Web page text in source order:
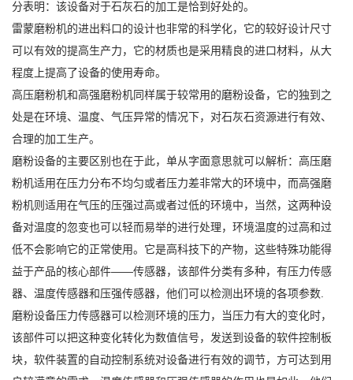
分表明：该设备对于石灰石的加工是恰到好处的。
雷蒙磨粉机的进出料口的设计也非常的科学化，它的较好设计尺寸
可以有效的提高生产力，它的材质也是采用精良的进口材料，从大
程度上提高了设备的使用寿命。
高压磨粉机和高强磨粉机同样属于较常用的磨粉设备，它的独到之
处是在环境、温度、气压异常的情况下，对石灰石资源进行有效、
合理的加工生产。
磨粉设备的主要区别也在于此，单从字面意思就可以解析：高压磨
粉机适用在压力分布不均匀或者压力差非常大的环境中，而高强磨
粉机则适用在气压的压强过高或者过低的环境中，当然，这两种设
备对温度的忽变也可以轻而易举的进行处理，环境温度的过高和过
低不会影响它的正常使用。它是高科技下的产物，这些特殊功能得
益于产品的核心部件——传感器，该部件分类有多种，有压力传感
器、温度传感器和压强传感器，他们可以检测出环境的各项参数.
磨粉设备压力传感器可以检测环境的压力，当压力有大的变化时，
该部件可以把这种变化转化为数值信号，发送到设备的软件控制板
块，软件装置的自动控制系统对设备进行有效的调节，方可达到用